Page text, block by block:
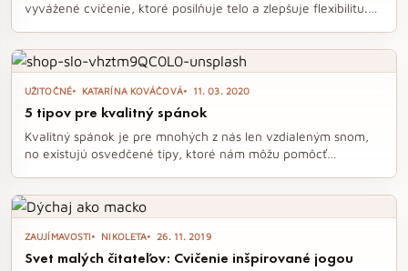
vyvážené cvičenie, ktoré posilňuje telo a zlepšuje flexibilitu.
správne držanie tela. Tento moderný prístup k cvičeniu je
vhodný pre každého, vrátane začiatočníkov, a ponúka
množstvo benefitov pre zdravie a kondíciu.
UŽITOČNÉ KATARÍNA KOVÁČOVÁ 11. 03. 2020
5 tipov pre kvalitný spánok
Kvalitný spánok je pre mnohých z nás len vzdialeným snom,
no existujú osvedčené tipy, ktoré nám môžu pomôcť
objavte, ako si zlepšiť spánkovú rutinu a zbaviť sa stresu pred
zaspávaním. Prečítajte si naše rady a naučte sa, ako premeniť
noci plné prehadzovania na pokojný a osviežujúci spánok.
ZAUJÍMAVOSTI NIKOLETA 26. 11. 2019
Svet malých čitateľov: Cvičenie inšpirované jogou